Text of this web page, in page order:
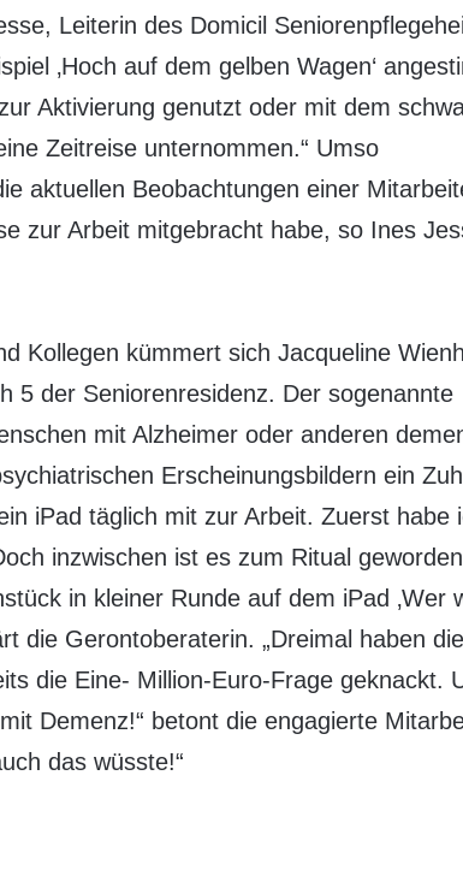
Leiterin des Domicil
‚Hoch auf dem gelben Wagen‘
Aktivierung genutzt oder mit dem
Zeitreise unternommen.“ Umso
aktuellen Beobachtungen einer
zur Arbeit mitgebracht habe, so Ines
Kollegen kümmert sich Jacqueline
5 der Seniorenresidenz. Der sogenannte
mit Alzheimer oder anderen
Erscheinungsbildern ein
iPad täglich mit zur Arbeit. Zuerst habe
inzwischen ist es zum Ritual
in kleiner Runde auf dem iPad ‚Wer
die Gerontoberaterin. „Dreimal haben die
die Eine- Million-Euro-Frage geknackt.
Demenz!“ betont die engagierte
das wüsste!“